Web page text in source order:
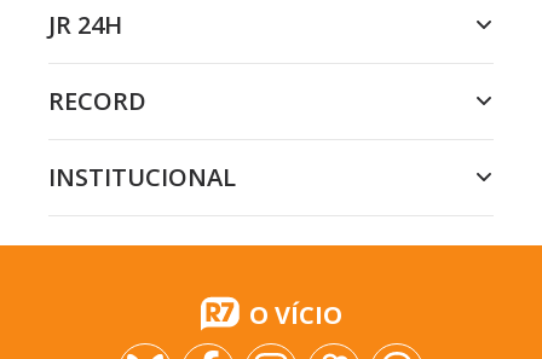
JR 24H
RECORD
INSTITUCIONAL
O VÍCIO